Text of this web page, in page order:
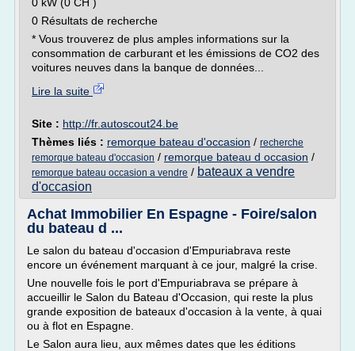
0 Résultats de recherche
* Vous trouverez de plus amples informations sur la
consommation de carburant et les émissions de CO2 des
voitures neuves dans la banque de données...
Lire la suite
Site : http://fr.autoscout24.be
Thèmes liés : remorque bateau d'occasion / recherche
remorque bateau d'occasion / remorque bateau d occasion /
remorque bateau occasion a vendre / bateaux a vendre
d'occasion
Achat Immobilier En Espagne - Foire/salon
du bateau d ...
Le salon du bateau d'occasion d'Empuriabrava reste
encore un événement marquant à ce jour, malgré la crise.
Une nouvelle fois le port d'Empuriabrava se prépare à
accueillir le Salon du Bateau d'Occasion, qui reste la plus
grande exposition de bateaux d'occasion à la vente, à quai
ou à flot en Espagne.
Le Salon aura lieu, aux mêmes dates que les éditions